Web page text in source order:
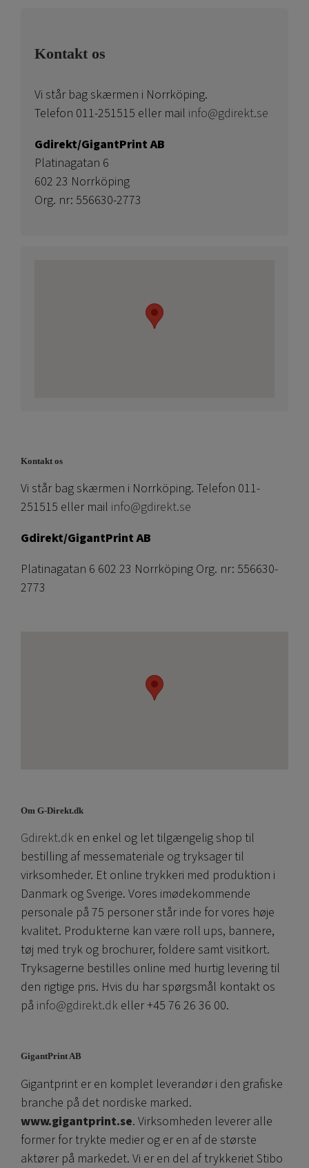
Kontakt os
Vi står bag skærmen i Norrköping.
Telefon 011-251515 eller mail info@gdirekt.se
Gdirekt/GigantPrint AB
Platinagatan 6
602 23 Norrköping
Org. nr: 556630-2773
Kontakt os
Vi står bag skærmen i Norrköping. Telefon 011-
251515 eller mail info@gdirekt.se
Gdirekt/GigantPrint AB
Platinagatan 6 602 23 Norrköping Org. nr: 556630-
2773
Om G-Direkt.dk
Gdirekt.dk en enkel og let tilgængelig shop til
bestilling af messemateriale og tryksager til
virksomheder. Et online trykkeri med produktion i
Danmark og Sverige. Vores imødekommende
personale på 75 personer står inde for vores høje
kvalitet. Produkterne kan være roll ups, bannere,
tøj med tryk og brochurer, foldere samt visitkort.
Tryksagerne bestilles online med hurtig levering til
den rigtige pris. Hvis du har spørgsmål kontakt os
på info@gdirekt.dk eller +45 76 26 36 00.
GigantPrint AB
Gigantprint er en komplet leverandør i den grafiske
branche på det nordiske marked.
www.gigantprint.se. Virksomheden leverer alle
former for trykte medier og er en af ​​de største
aktører på markedet. Vi er en del af trykkeriet Stibo